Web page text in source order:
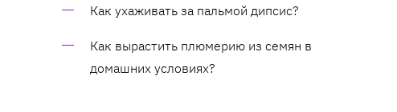
Как ухаживать за пальмой дипсис?
Как вырастить плюмерию из семян в
домашних условиях?